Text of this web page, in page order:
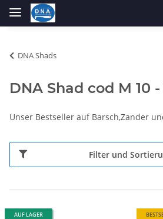
DNA Shads
DNA Shad cod M 10
Unser Bestseller auf Barsch,Zander
Filter und
AUF LAGER